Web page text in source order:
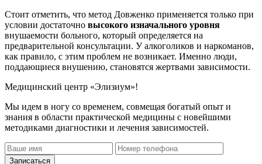
Стоит отметить, что метод Довженко применяется только при
условии достаточно высокого изначального уровня
внушаемости больного, который определяется на
предварительной консультации. У алкоголиков и наркоманов,
как правило, с этим проблем не возникает. Именно люди,
поддающиеся внушению, становятся жертвами зависимости.
Медицинский центр «Элизиум»!
Мы идем в ногу со временем, совмещая богатый опыт и
знания в области практической медицины с новейшими
методиками диагностики и лечения зависимостей.
Записаться